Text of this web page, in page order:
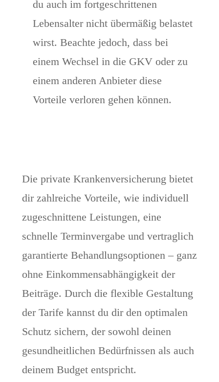
du auch im fortgeschrittenen
Lebensalter nicht übermäßig belastet
wirst. Beachte jedoch, dass bei
einem Wechsel in die GKV oder zu
einem anderen Anbieter diese
Vorteile verloren gehen können.
Die private Krankenversicherung bietet
dir zahlreiche Vorteile, wie individuell
zugeschnittene Leistungen, eine
schnelle Terminvergabe und vertraglich
garantierte Behandlungsoptionen – ganz
ohne Einkommensabhängigkeit der
Beiträge. Durch die flexible Gestaltung
der Tarife kannst du dir den optimalen
Schutz sichern, der sowohl deinen
gesundheitlichen Bedürfnissen als auch
deinem Budget entspricht.